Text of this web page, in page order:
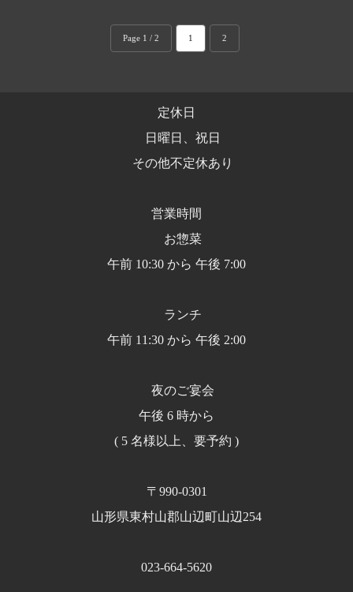
Page 1 / 2 1 2
定休日
日曜日、祝日
その他不定休あり
営業時間
お惣菜
午前 10:30 から 午後 7:00
ランチ
午前 11:30 から 午後 2:00
夜のご宴会
午後 6 時から
( 5 名様以上、要予約 )
〒990-0301
山形県東村山郡山辺町山辺254
023-664-5620